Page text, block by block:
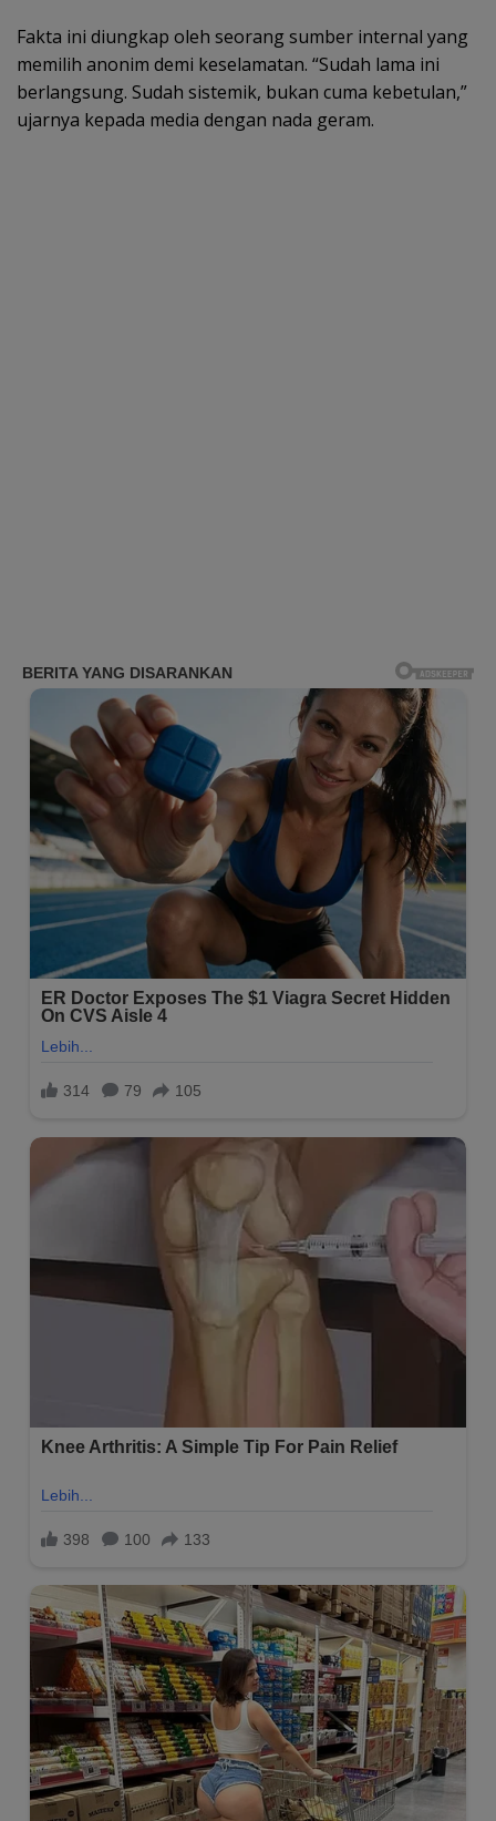
Fakta ini diungkap oleh seorang sumber internal yang
memilih anonim demi keselamatan. “Sudah lama ini
berlangsung. Sudah sistemik, bukan cuma kebetulan,”
ujarnya kepada media dengan nada geram.